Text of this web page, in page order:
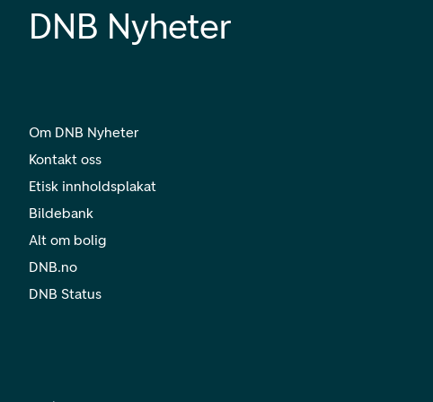
DNB Nyheter
Om DNB Nyheter
Kontakt oss
Etisk innholdsplakat
Bildebank
Alt om bolig
DNB.no
DNB Status